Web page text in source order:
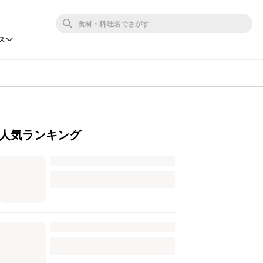
人気ランキング